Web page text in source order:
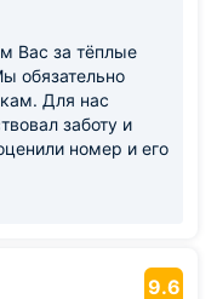
дороги, в комнате
!!! В
тоже
вид из
здания
Вас за тёплые
обязательно
Для нас
заботу и
номер и его
среди наших
9.6